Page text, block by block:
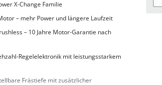
X-Change Familie
– mehr Power und längere Laufzeit
– 10 Jahre Motor-Garantie nach
Regelelektronik mit leistungsstarkem
Frästiefe mit zusätzlicher